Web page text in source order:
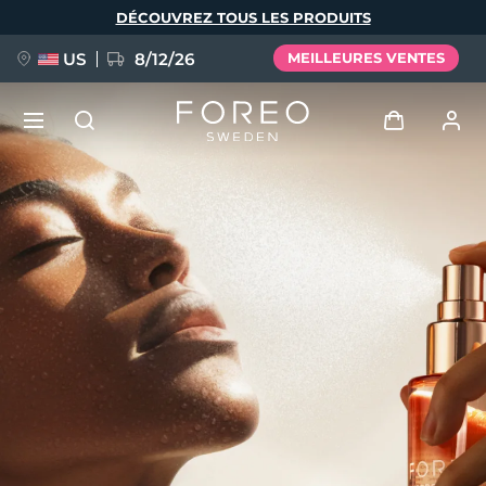
DÉCOUVREZ TOUS LES PRODUITS
US 8/12/26 MEILLEURES VENTES
Profil de l'utilisateur
Mes appareils
Mes commandes
Mes adresses
Mes abonnements
NOUVEAU
FAQ™ Pure Beauty-Tech Elixir
BREAKING NEWS
issa™ Teeth Whitening Set
Langue
English Deutsch
Français
Italiano
Svenska
简体中文